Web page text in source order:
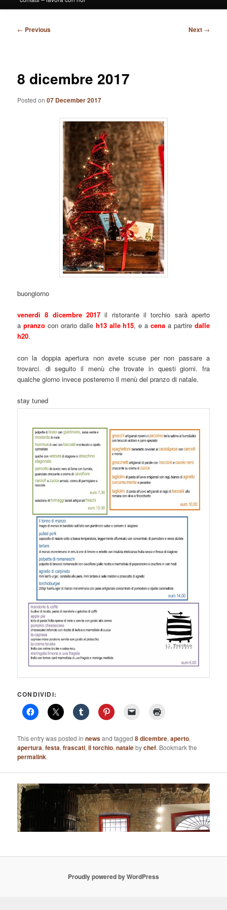
Post
← Previous Next →
8 dicembre 2017
Posted on07 December 2017
buongiorno
venerdì 8 dicembre 2017 il ristorante il torchio sarà aperto
a pranzo con orario dalle h13 alle h15, e acena a partire dalle
h20.
con la doppia apertura non avete scuse per non passare a
trovarci. di seguito il menù che trovate in questi giorni. fra
qualche giorno invece posteremo il menù del pranzo di natale.
stay tuned
CONDIVIDI:
This entry was posted innewsand tagged8 dicembre,aperto,
apertura,festa,frascati,il torchio,natalebychef. Bookmark the
permalink.
Proudly powered by WordPress